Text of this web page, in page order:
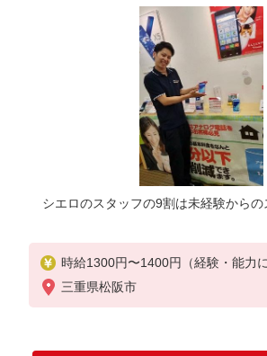
シエロのスタッフの9割は未経験からの
時給1300円〜1400円（経験・能力に
※残業代支給
★交通費別途支給（規定あり）
入社祝い金10万円支給(規定有)
三重県松阪市